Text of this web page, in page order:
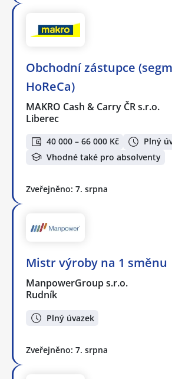
Obchodní zástupce
HoReCa)
MAKRO Cash & Carry ČR s.r.o.
Liberec
40 000 – 66 000 Kč
Plný
Vhodné také pro absolventy
Zveřejněno: 7. srpna
Mistr výroby na 1 směnu
ManpowerGroup s.r.o.
Rudník
Plný úvazek
Zveřejněno: 7. srpna